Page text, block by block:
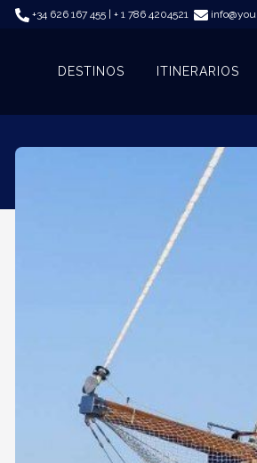
+34 626 167 455 | + 1 786 4204521
DESTINOS ITINERARIOS